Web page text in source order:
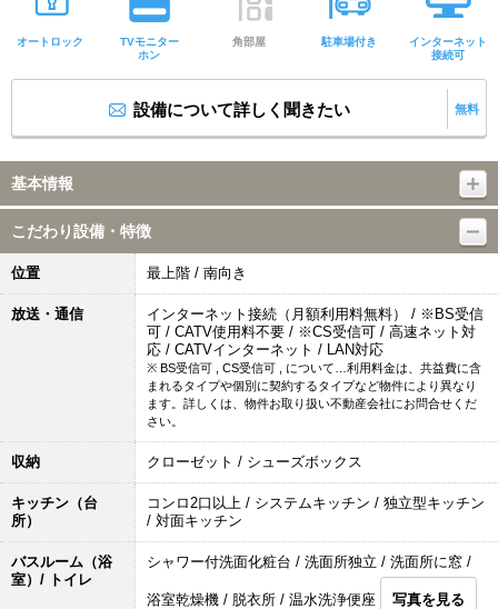
オートロック
TVモニター
ホン
角部屋 駐車場付き
インターネット
接続可
設備について詳しく聞きたい 無料
基本情報
こだわり設備・特徴
位置 最上階 / 南向き
放送・通信
インターネット接続（月額利用料無料） / ※BS受信
可 / CATV使用料不要 / ※CS受信可 / 高速ネット対
応 / CATVインターネット / LAN対応
※ BS受信可 , CS受信可 , について…利用料金は、共益費に含
まれるタイプや個別に契約するタイプなど物件により異なり
ます。詳しくは、物件お取り扱い不動産会社にお問合せくだ
さい。
収納 クローゼット / シューズボックス
キッチン（台
所）
コンロ2口以上 / システムキッチン / 独立型キッチン
/ 対面キッチン
バスルーム（浴
室）/ トイレ
シャワー付洗面化粧台 / 洗面所独立 / 洗面所に窓 /
浴室乾燥機 / 脱衣所 / 温水洗浄便座 写真を見る